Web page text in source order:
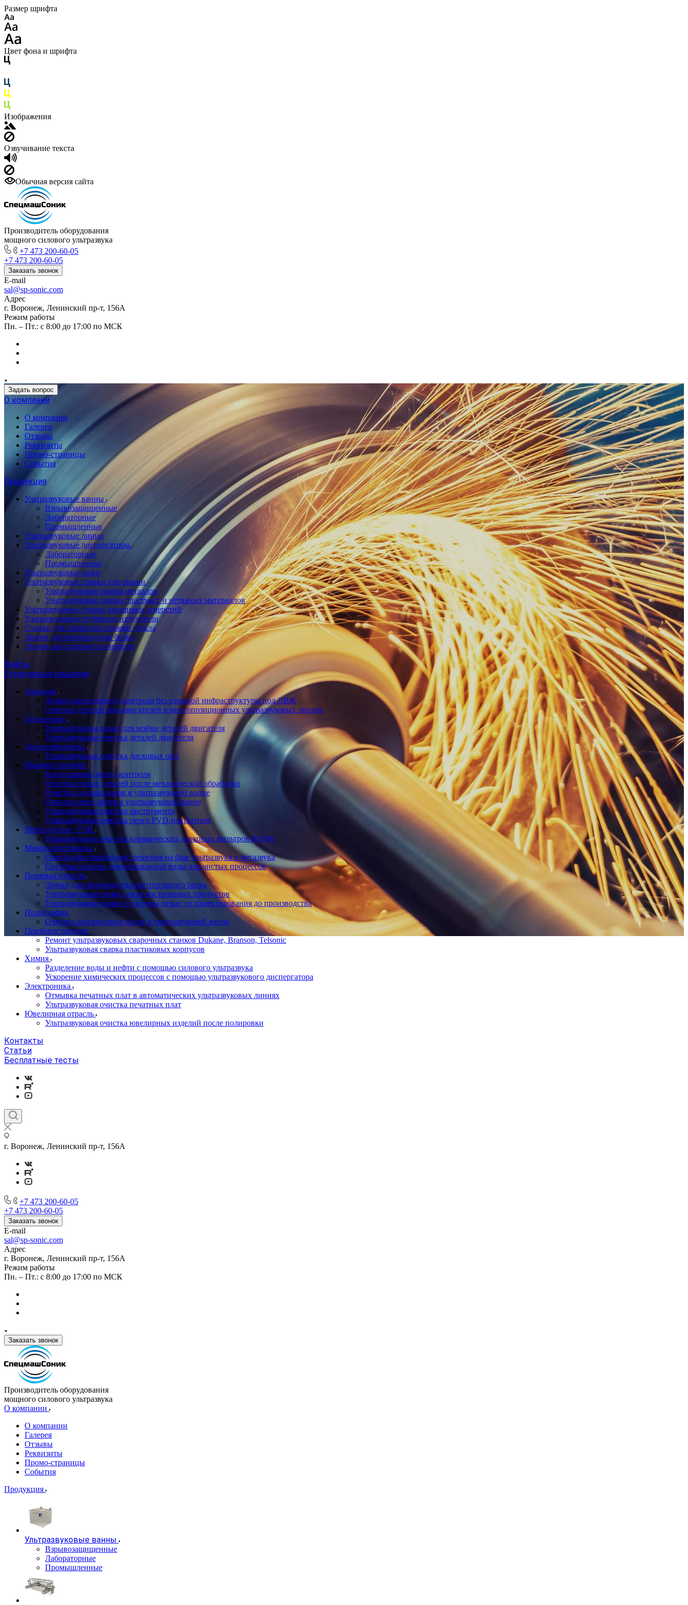
Размер шрифта
Цвет фона и шрифта
Изображения
Озвучивание текста
Обычная версия сайта
Производитель оборудования
мощного силового ультразвука
+7 473 200-60-05
+7 473 200-60-05
Заказать звонок
E-mail
sal@sp-sonic.com
Адрес
г. Воронеж, Ленинский пр-т, 156А
Режим работы
Пн. – Пт.: с 8:00 до 17:00 по МСК
Задать вопрос
О компании
О компании
Галерея
Отзывы
Реквизиты
Промо-страницы
События
Продукция
Ультразвуковые ванны
Взрывозащищенные
Лабораторные
Промышленные
Ультразвуковые линии
Ультразвуковые диспергаторы
Лабораторные
Промышленные
Ультразвуковые ножи
Ультразвуковые станки для сварки
Ультразвуковая сварка металлов
Ультразвуковая сварка пластмасс и нетканых материалов
Ультразвуковые станки прошивки отверстий
Ультразвуковые трубчатые излучатели
Станки для обработки кромки стекла
Линии для производства белка
Линии капиллярного контроля
Кейсы
Отраслевые решения
Авиация
Линии капиллярного контроля без сложной инфраструктуры под ЛВЖ
Очистка деталей авиадвигателей в многопозиционных ультразвуковых линиях
Автосервис
Ультразвуковая ванна для мойки деталей двигателя
Ультразвуковая очистка деталей двигателя
Деревообработка
Ультразвуковая очистка дисковых пил
Машиностроение
Капиллярный метод контроля
Очистка новых деталей после механической обработки
Очистка подшипников в ультразвуковой ванне
Очистка пресс-форм в ультразвуковой ванне
Ультразвуковая очистка инструмента
Ультразвуковая очистка перед PVD-покрытием
Металлургия / ГОК
Ультразвуковая очистка керамических дисковых фильтров (КДФ)
Микроэлектроника
Очистка фотошаблонов: решения на базе ультразвука и мегазвука
Системы нагрева деионизованной воды для чистых процессов
Пищевая отрасль
Линии для производства растительного белка
Ультразвуковые ножи для резки пищевых продуктов
Ультразвуковые ножи и системы резки: от проектирования до производства
Полиграфия
Очистка анилоксовых валов в ультразвуковой ванне
Приборостроение
Ремонт ультразвуковых сварочных станков Dukane, Branson, Telsonic
Ультразвуковая сварка пластиковых корпусов
Химия
Разделение воды и нефти с помощью силового ультразвука
Ускорение химических процессов с помощью ультразвукового диспергатора
Электроника
Отмывка печатных плат в автоматических ультразвуковых линиях
Ультразвуковая очистка печатных плат
Ювелирная отрасль
Ультразвуковая очистка ювелирных изделий после полировки
Контакты
Статьи
Бесплатные тесты
г. Воронеж, Ленинский пр-т, 156А
+7 473 200-60-05
+7 473 200-60-05
Заказать звонок
E-mail
sal@sp-sonic.com
Адрес
г. Воронеж, Ленинский пр-т, 156А
Режим работы
Пн. – Пт.: с 8:00 до 17:00 по МСК
Заказать звонок
Производитель оборудования
мощного силового ультразвука
О компании
О компании
Галерея
Отзывы
Реквизиты
Промо-страницы
События
Продукция
Ультразвуковые ванны
Взрывозащищенные
Лабораторные
Промышленные